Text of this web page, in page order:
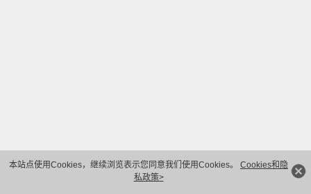
本站点使用Cookies，继续浏览表示您同意我们使用Cookies。 Cookies和隐
私政策>